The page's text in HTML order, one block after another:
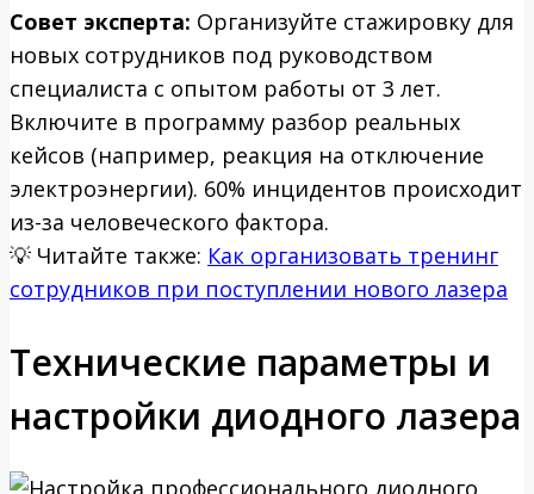
Совет эксперта: Организуйте стажировку для
новых сотрудников под руководством
специалиста с опытом работы от 3 лет.
Включите в программу разбор реальных
кейсов (например, реакция на отключение
электроэнергии). 60% инцидентов происходит
из-за человеческого фактора.
💡 Читайте также: Как организовать тренинг
сотрудников при поступлении нового лазера
Технические параметры и
настройки диодного лазера